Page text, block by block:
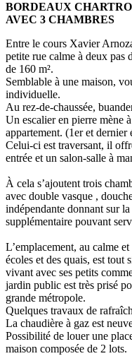
BORDEAUX
AVEC 3 CHAMBRES
Entre le cours Xavier
petite rue calme à deux pas
de 160 m².
Semblable à une maison,
individuelle.
Au rez-de-chaussée,
Un escalier en pierre mène
appartement. (1er et dernier
Celui-ci est traversant, il
entrée et un salon-salle à
À cela s’ajoutent trois
avec double vasque ,
indépendante donnant sur
supplémentaire pouvant
L’emplacement, au calme
écoles et des quais, est tout
vivant avec ses petits
jardin public est très prisé
grande métropole.
Quelques travaux de
La chaudière à gaz est
Possibilité de louer une
maison composée de 2 lots.